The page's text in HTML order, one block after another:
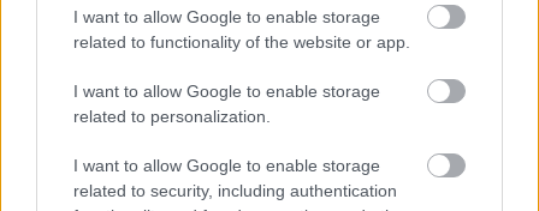
I want to allow Google to enable storage
related to functionality of the website or app.
I want to allow Google to enable storage
related to personalization.
I want to allow Google to enable storage
related to security, including authentication
PREMIER LEAGUE
2026/27-ES SZEZONBELI
SORSOLÁSA